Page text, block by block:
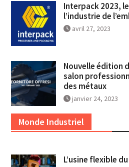
Interpack 2023,
l’industrie de
avril 27, 2023
Nouvelle édition
salon
des métaux
janvier 24, 2023
Monde Industriel
L’usine flexible